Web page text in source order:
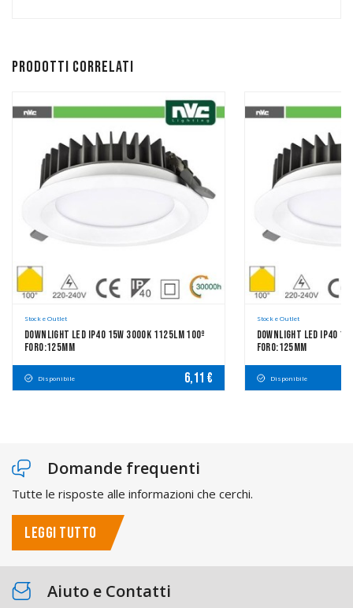
Prodotti correlati
Stock e Outlet
Downlight LED IP40 15W 3000K 1125LM 100º
FORO:125mm
Disponibile 6,11 €
Stock e Outlet
Downlight LED IP40
FORO:125mm
Disponibile
Domande frequenti
Tutte le risposte alle informazioni che cerchi.
LEGGI TUTTO
Aiuto e Contatti